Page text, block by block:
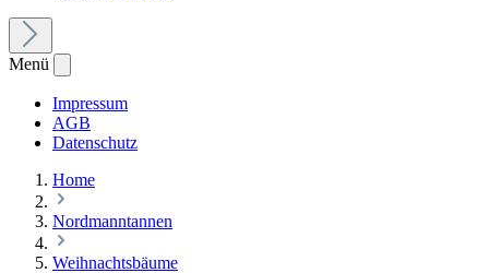
Menü
Impressum
AGB
Datenschutz
Home
Nordmanntannen
Weihnachtsbäume